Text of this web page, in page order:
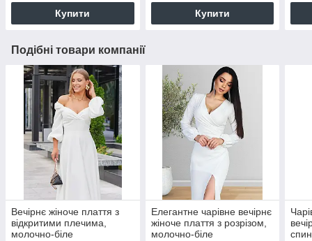
Купити Купити
Подібні товари компанії
Вечірнє жіноче плаття з
відкритими плечима,
молочно-біле
Елегантне чарівне вечірнє
жіноче плаття з розрізом,
молочно-біле